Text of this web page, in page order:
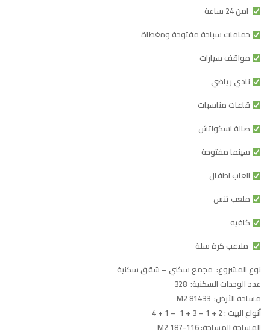
امن 24 ساعة
حمامات سباحة مفتوحة ومغطاة
مواقف سيارات
نادي رياضي
قاعات مناسبات
صالة اسكواتش
سينما مفتوحة
العاب اطفال
ملعب تنس
كافيه
ملاعب كرة سلة
نوع المشروع: مجمع سكني – شقق سكنية
عدد الوحدات السكنية:
مساحة الأرض:
أنواع البيت:
2 + 1 – 3 + 1 – 1 + 4
المساحة المساحة: